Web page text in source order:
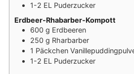
1-2 EL Puderzucker
Erdbeer-Rhabarber-Kompott
600 g Erdbeeren
250 g Rharbarber
1 Päckchen
1-2 EL Puderzucker